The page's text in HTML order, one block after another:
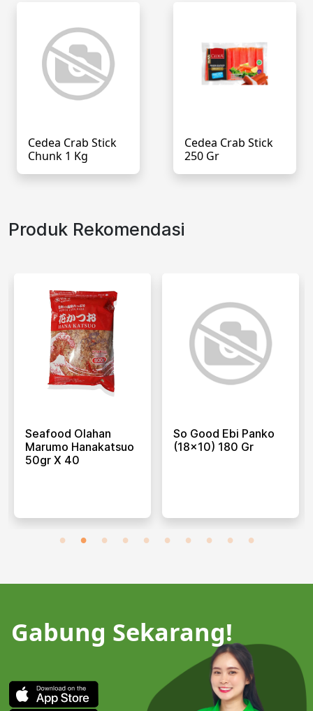
Cedea Crab Stick
Chunk 1 Kg
Cedea Crab Stick
250 Gr
Produk Rekomendasi
Seafood Olahan
Marumo Hanakatsuo
50gr X 40
So Good Ebi Panko
(18x10) 180 Gr
Gabung Sekarang!